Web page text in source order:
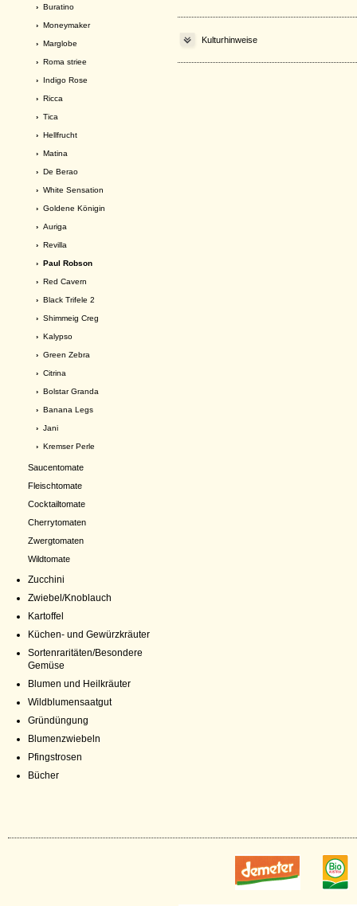
› Buratino
› Moneymaker
› Marglobe
› Roma striee
› Indigo Rose
› Ricca
› Tica
› Hellfrucht
› Matina
› De Berao
› White Sensation
› Goldene Königin
› Auriga
› Revilla
› Paul Robson
› Red Cavern
› Black Trifele 2
› Shimmeig Creg
› Kalypso
› Green Zebra
› Citrina
› Bolstar Granda
› Banana Legs
› Jani
› Kremser Perle
Saucentomate
Fleischtomate
Cocktailtomate
Cherrytomaten
Zwergtomaten
Wildtomate
Zucchini
Zwiebel/Knoblauch
Kartoffel
Küchen- und Gewürzkräuter
Sortenraritäten/Besondere
Gemüse
Blumen und Heilkräuter
Wildblumensaatgut
Gründüngung
Blumenzwiebeln
Pfingstrosen
Bücher
Kulturhinweise